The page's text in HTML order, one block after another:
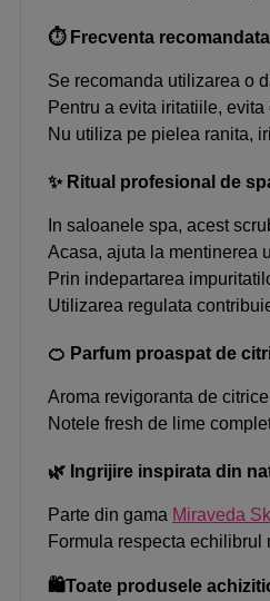
⏱ Frecventa recomandata
Se recomanda utilizarea o
Pentru a evita iritatiile,
Nu utiliza pe pielea ranita,
✨Ritual profesional de
In saloanele spa, acest
Acasa, ajuta la mentinerea
Prin indepartarea
Utilizarea regulata
🍊 Parfum proaspat de
Aroma revigoranta de
Notele fresh de lime
🌿 Ingrijire inspirata din
Parte din gama Miraveda
Formula respecta
🛍️Toate produsele